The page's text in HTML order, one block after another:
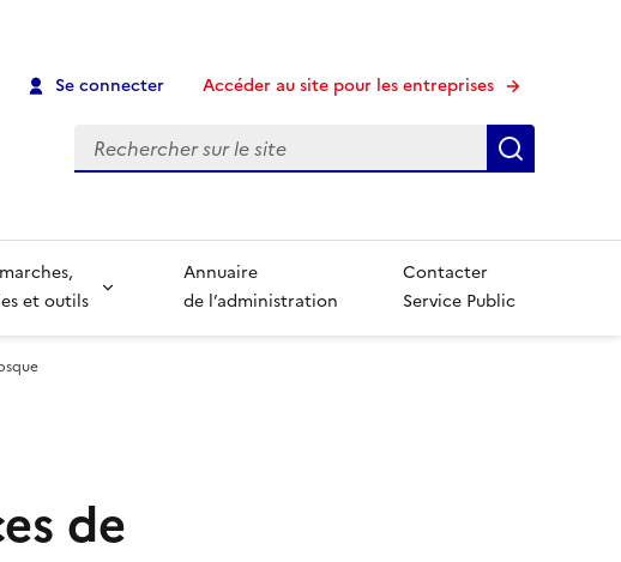
Se connecter Accéder au site pour les entreprises
Recherche
et outils
Annuaire
de l’administration
Contacter
Service Public
de